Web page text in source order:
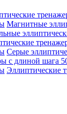
Магнитные
Серые
с длиной шага
Эллиптические